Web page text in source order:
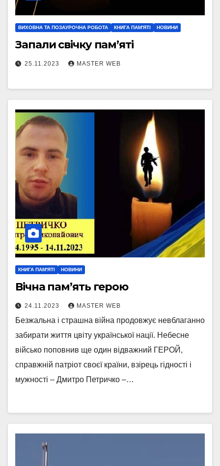
ВИХОВНА ТА ПОЗАУРОЧНА РОБОТА КНИГА ПАМ'ЯТІ НОВИНИ
Запали свічку пам’яті
25.11.2023 MASTER WEB
КНИГА ПАМ'ЯТІ НОВИНИ
Вічна пам’ять герою
24.11.2023 MASTER WEB
Безжальна і страшна війна продовжує невблаганно
забирати життя цвіту української нації. Небесне
військо поповнив ще один відважний ГЕРОЙ,
справжній патріот своєї країни, взірець гідності і
мужності – Дмитро Петричко –…